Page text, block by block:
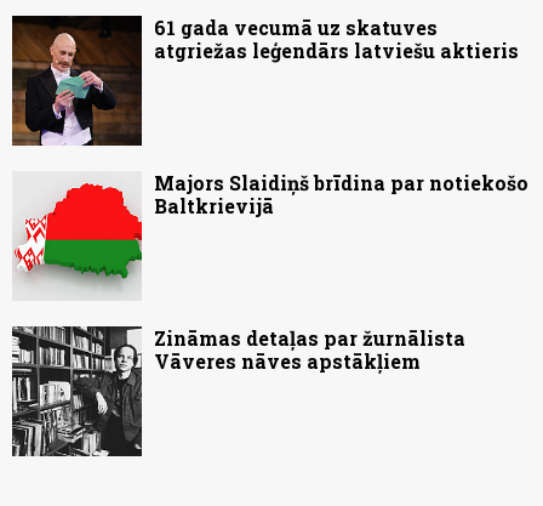
61 gada vecumā uz skatuves
atgriežas leģendārs latviešu aktieris
Majors Slaidiņš brīdina par notiekošo
Baltkrievijā
Zināmas detaļas par žurnālista
Vāveres nāves apstākļiem